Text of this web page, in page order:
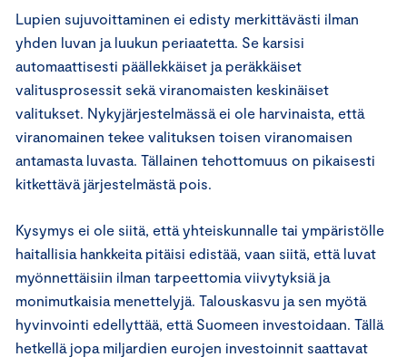
Lupien sujuvoittaminen ei edisty merkittävästi ilman
yhden luvan ja luukun periaatetta. Se karsisi
automaattisesti päällekkäiset ja peräkkäiset
valitusprosessit sekä viranomaisten keskinäiset
valitukset. Nykyjärjestelmässä ei ole harvinaista, että
viranomainen tekee valituksen toisen viranomaisen
antamasta luvasta. Tällainen tehottomuus on pikaisesti
kitkettävä järjestelmästä pois.
Kysymys ei ole siitä, että yhteiskunnalle tai ympäristölle
haitallisia hankkeita pitäisi edistää, vaan siitä, että luvat
myönnettäisiin ilman tarpeettomia viivytyksiä ja
monimutkaisia menettelyjä. Talouskasvu ja sen myötä
hyvinvointi edellyttää, että Suomeen investoidaan. Tällä
hetkellä jopa miljardien eurojen investoinnit saattavat